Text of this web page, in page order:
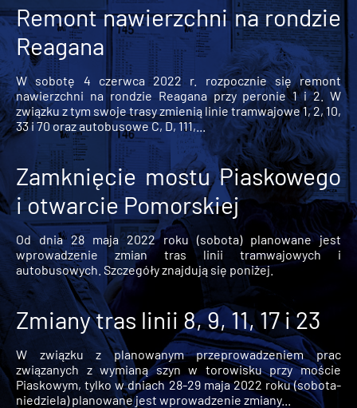
Remont nawierzchni na rondzie
Reagana
W sobotę 4 czerwca 2022 r. rozpocznie się remont
nawierzchni na rondzie Reagana przy peronie 1 i 2. W
związku z tym swoje trasy zmienią linie tramwajowe 1, 2, 10,
33 i 70 oraz autobusowe C, D, 111,...
Zamknięcie mostu Piaskowego
i otwarcie Pomorskiej
Od dnia 28 maja 2022 roku (sobota) planowane jest
wprowadzenie zmian tras linii tramwajowych i
autobusowych. Szczegóły znajdują się poniżej.
Zmiany tras linii 8, 9, 11, 17 i 23
W związku z planowanym przeprowadzeniem prac
związanych z wymianą szyn w torowisku przy moście
Piaskowym, tylko w dniach 28-29 maja 2022 roku (sobota-
niedziela) planowane jest wprowadzenie zmiany...